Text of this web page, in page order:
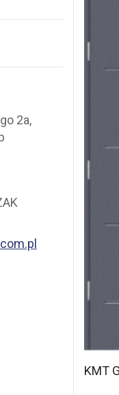
KMT
2a,